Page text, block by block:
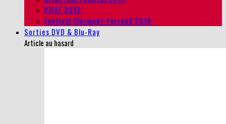
PIFFF 2016
Festival Clermont-Ferrand 2016
Sorties DVD & Blu-Ray
Article au hasard